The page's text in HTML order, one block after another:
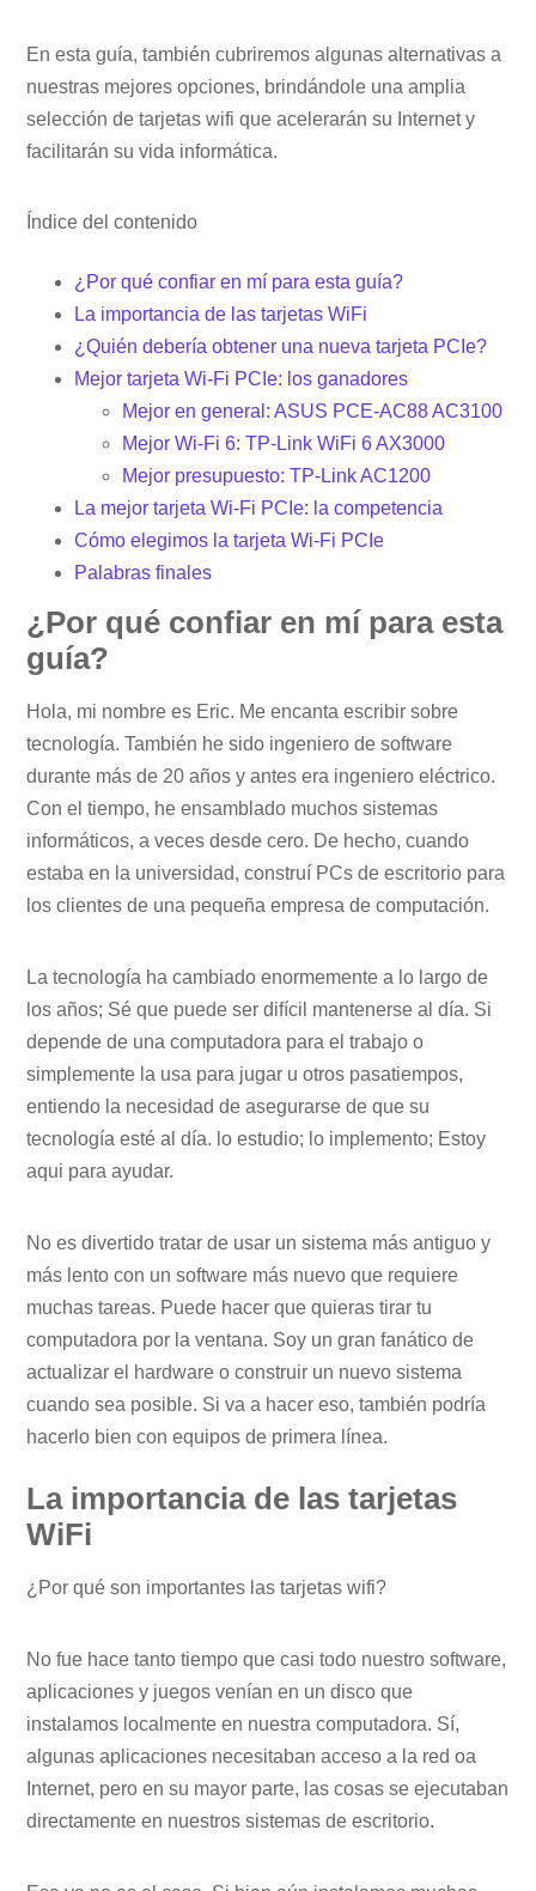
En esta guía, también cubriremos algunas alternativas a
nuestras mejores opciones, brindándole una amplia
selección de tarjetas wifi que acelerarán su Internet y
facilitarán su vida informática.
Índice del contenido
¿Por qué confiar en mí para esta guía?
La importancia de las tarjetas WiFi
¿Quién debería obtener una nueva tarjeta PCIe?
Mejor tarjeta Wi-Fi PCIe: los ganadores
Mejor en general: ASUS PCE-AC88 AC3100
Mejor Wi-Fi 6: TP-Link WiFi 6 AX3000
Mejor presupuesto: TP-Link AC1200
La mejor tarjeta Wi-Fi PCIe: la competencia
Cómo elegimos la tarjeta Wi-Fi PCIe
Palabras finales
¿Por qué confiar en mí para esta
guía?
Hola, mi nombre es Eric. Me encanta escribir sobre
tecnología. También he sido ingeniero de software
durante más de 20 años y antes era ingeniero eléctrico.
Con el tiempo, he ensamblado muchos sistemas
informáticos, a veces desde cero. De hecho, cuando
estaba en la universidad, construí PCs de escritorio para
los clientes de una pequeña empresa de computación.
La tecnología ha cambiado enormemente a lo largo de
los años; Sé que puede ser difícil mantenerse al día. Si
depende de una computadora para el trabajo o
simplemente la usa para jugar u otros pasatiempos,
entiendo la necesidad de asegurarse de que su
tecnología esté al día. lo estudio; lo implemento; Estoy
aqui para ayudar.
No es divertido tratar de usar un sistema más antiguo y
más lento con un software más nuevo que requiere
muchas tareas. Puede hacer que quieras tirar tu
computadora por la ventana. Soy un gran fanático de
actualizar el hardware o construir un nuevo sistema
cuando sea posible. Si va a hacer eso, también podría
hacerlo bien con equipos de primera línea.
La importancia de las tarjetas
WiFi
¿Por qué son importantes las tarjetas wifi?
No fue hace tanto tiempo que casi todo nuestro software,
aplicaciones y juegos venían en un disco que
instalamos localmente en nuestra computadora. Sí,
algunas aplicaciones necesitaban acceso a la red oa
Internet, pero en su mayor parte, las cosas se ejecutaban
directamente en nuestros sistemas de escritorio.